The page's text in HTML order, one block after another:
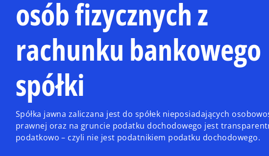
osób fizycznych z
rachunku bankowego
spółki
Spółka jawna zaliczana jest do spółek nieposiadających
prawnej oraz na gruncie podatku dochodowego jest
podatkowo – czyli nie jest podatnikiem podatku dochodowego.